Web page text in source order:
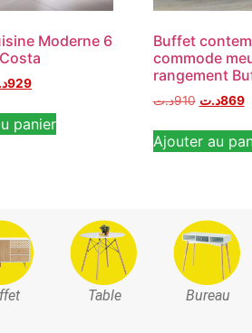
Moderne 6
929
panier
Buffet
commode
rangement
910د.ت 869د.ت
Ajouter au
Table Bureau